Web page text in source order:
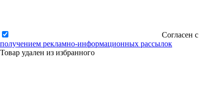
Согласен с
получением рекламно-информационных рассылок
Товар удален из избранного